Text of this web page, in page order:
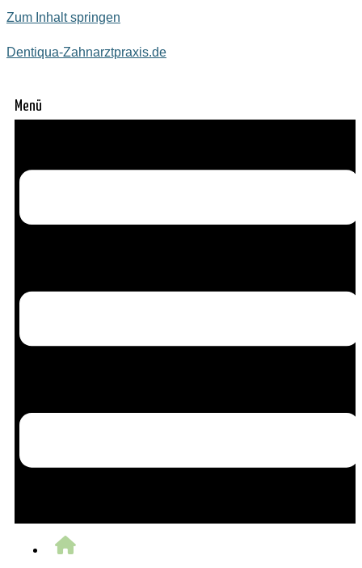
Zum Inhalt springen
Dentiqua-Zahnarztpraxis.de
Menü